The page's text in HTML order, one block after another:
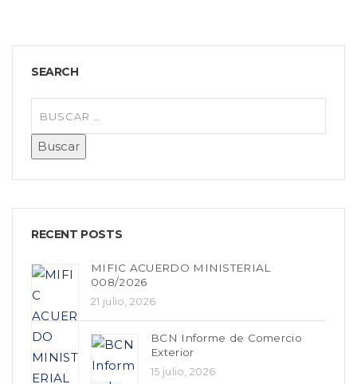
SEARCH
RECENT POSTS
MIFIC ACUERDO MINISTERIAL
008/2026
21 julio, 2026
BCN Informe de Comercio
Exterior
15 julio, 2026